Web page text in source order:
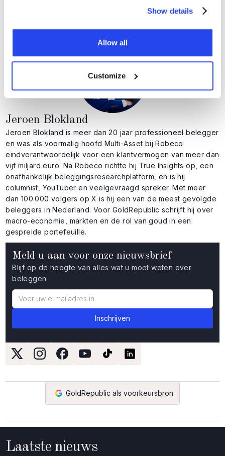
Show details
Allow all
Customize
Meld u aan voor onze nieuwsbrief
Blijf op de hoogte van alles wat u moet weten over
beleggen
GoldRepublic als voorkeursbron
Jeroen Blokland
Jeroen Blokland is meer dan 20 jaar professioneel belegger
en was als voormalig hoofd Multi-Asset bij Robeco
eindverantwoordelijk voor een klantvermogen van meer dan
vijf miljard euro. Na Robeco richtte hij True Insights op, een
onafhankelijk beleggingsresearchplatform, en is hij
columnist, YouTuber en veelgevraagd spreker. Met meer
dan 100.000 volgers op X is hij een van de meest gevolgde
beleggers in Nederland. Voor GoldRepublic schrijft hij over
macro-economie, markten en de rol van goud in een
gespreide portefeuille.
Laatste nieuws